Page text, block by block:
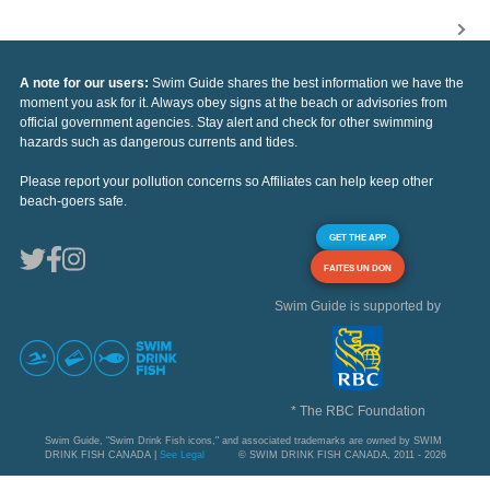
A note for our users: Swim Guide shares the best information we have the
moment you ask for it. Always obey signs at the beach or advisories from
official government agencies. Stay alert and check for other swimming
hazards such as dangerous currents and tides.
Please report your pollution concerns so Affiliates can help keep other
beach-goers safe.
GET THE APP
FAITES UN DON
Swim Guide is supported by
* The RBC Foundation
Swim Guide, "Swim Drink Fish icons," and associated trademarks are owned by SWIM
DRINK FISH CANADA | See Legal © SWIM DRINK FISH CANADA, 2011 - 2026